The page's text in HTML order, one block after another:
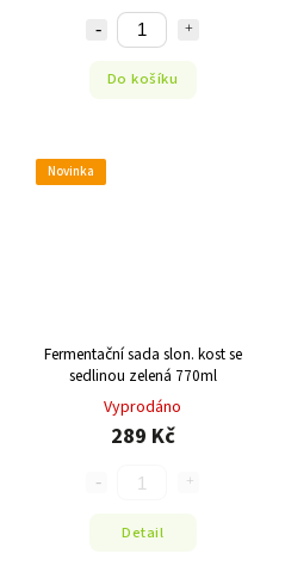
Do košíku
Novinka
Fermentační sada slon. kost se
sedlinou zelená 770ml
Vyprodáno
289 Kč
Detail